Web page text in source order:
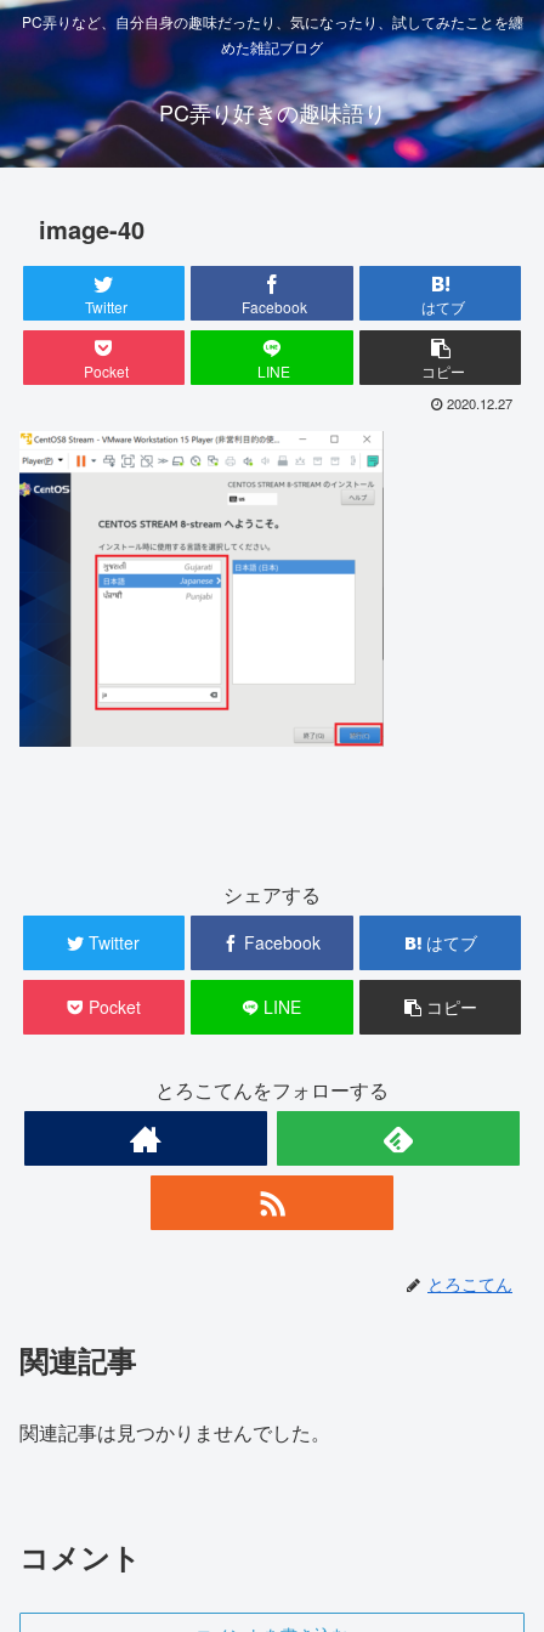
PC弄りなど、自分自身の趣味だったり、気になったり、試してみたことを纏
めた雑記ブログ
PC弄り好きの趣味語り
image-40
Twitter Facebook はてブ
Pocket LINE コピー
2020.12.27
シェアする
Twitter Facebook はてブ
Pocket LINE コピー
とろこてんをフォローする
とろこてん
関連記事
関連記事は見つかりませんでした。
コメント